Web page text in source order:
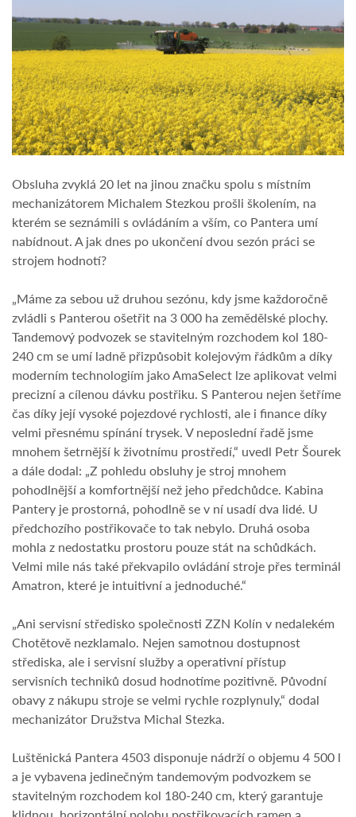
Obsluha zvyklá 20 let na jinou značku spolu s místním
mechanizátorem Michalem Stezkou prošli školením, na
kterém se seznámili s ovládáním a vším, co Pantera umí
nabídnout. A jak dnes po ukončení dvou sezón práci se
strojem hodnotí?
„Máme za sebou už druhou sezónu, kdy jsme každoročně
zvládli s Panterou ošetřit na 3 000 ha zemědělské plochy.
Tandemový podvozek se stavitelným rozchodem kol 180-
240 cm se umí ladně přizpůsobit kolejovým řádkům a díky
moderním technologiím jako AmaSelect lze aplikovat velmi
precizní a cílenou dávku postřiku. S Panterou nejen šetříme
čas díky její vysoké pojezdové rychlosti, ale i finance díky
velmi přesnému spínání trysek. V neposlední řadě jsme
mnohem šetrnější k životnímu prostředí,“ uvedl Petr Šourek
a dále dodal: „Z pohledu obsluhy je stroj mnohem
pohodlnější a komfortnější než jeho předchůdce. Kabina
Pantery je prostorná, pohodlně se v ní usadí dva lidé. U
předchozího postřikovače to tak nebylo. Druhá osoba
mohla z nedostatku prostoru pouze stát na schůdkách.
Velmi mile nás také překvapilo ovládání stroje přes terminál
Amatron, které je intuitivní a jednoduché.“
„Ani servisní středisko společnosti ZZN Kolín v nedalekém
Chotětově nezklamalo. Nejen samotnou dostupnost
střediska, ale i servisní služby a operativní přístup
servisních techniků dosud hodnotíme pozitivně. Původní
obavy z nákupu stroje se velmi rychle rozplynuly,“ dodal
mechanizátor Družstva Michal Stezka.
Luštěnická Pantera 4503 disponuje nádrží o objemu 4 500 l
a je vybavena jedinečným tandemovým podvozkem se
stavitelným rozchodem kol 180-240 cm, který garantuje